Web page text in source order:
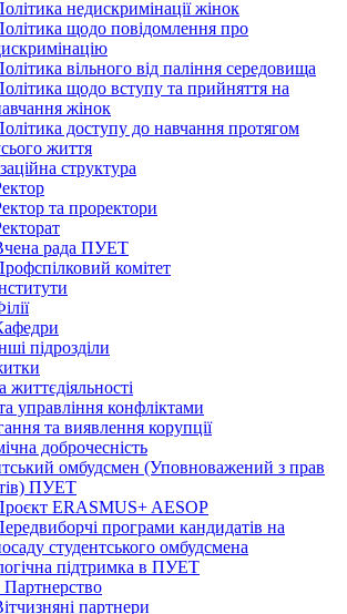
недискримінації жінок
щодо повідомлення про
вільного від паління середовища
щодо вступу та прийняття на
жінок
доступу до навчання протягом
життя
структура
та проректори
рада ПУЕТ
комітет
підрозділи
життєдіяльності
управління конфліктами
та виявлення корупції
доброчесність
омбудсмен (Уповноважений з прав
ПУЕТ
ERASMUS+ AESOP
програми кандидатів на
студентського омбудсмена
підтримка в ПУЕТ
партнери